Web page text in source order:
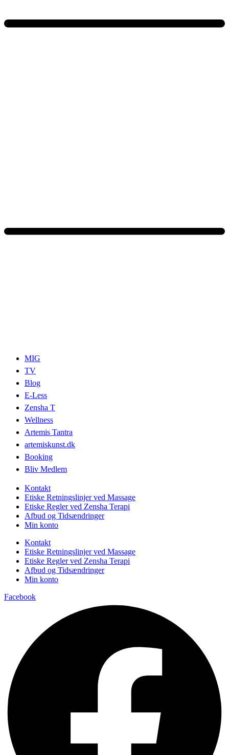
MIG
TV
Blog
E-Less
Zensha T
Wellness
Artemis Tantra
artemiskunst.dk
Booking
Bliv Medlem
Kontakt
Etiske Retningslinjer ved Massage
Etiske Regler ved Zensha Terapi
Afbud og Tidsændringer
Min konto
Kontakt
Etiske Retningslinjer ved Massage
Etiske Regler ved Zensha Terapi
Afbud og Tidsændringer
Min konto
Facebook